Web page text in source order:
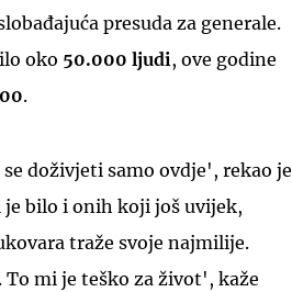
presuda za generale.
oko 50.000 ljudi, ove godine
.
doživjeti samo ovdje', rekao je
je bilo i onih koji još uvijek,
traže svoje najmilije.
mi je teško za život', kaže